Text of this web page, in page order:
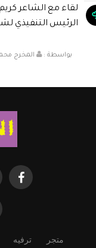
لقاء مع الشاعر
الرئيس التنفيذي
بواسطة :
المخرج
متجر ترفيه